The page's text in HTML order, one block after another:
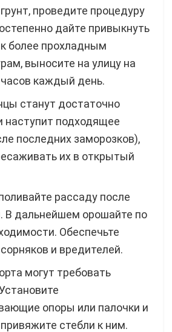
проведите процедуру
дайте привыкнуть
более прохладным
выносите на улицу на
часов каждый день.
станут достаточно
наступит подходящее
последних заморозков),
их в открытый
рассаду после
В дальнейшем орошайте по
Обеспечьте
и вредителей.
могут требовать
опоры или палочки и
стебли к ним.